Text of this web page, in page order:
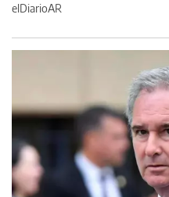
elDiarioAR